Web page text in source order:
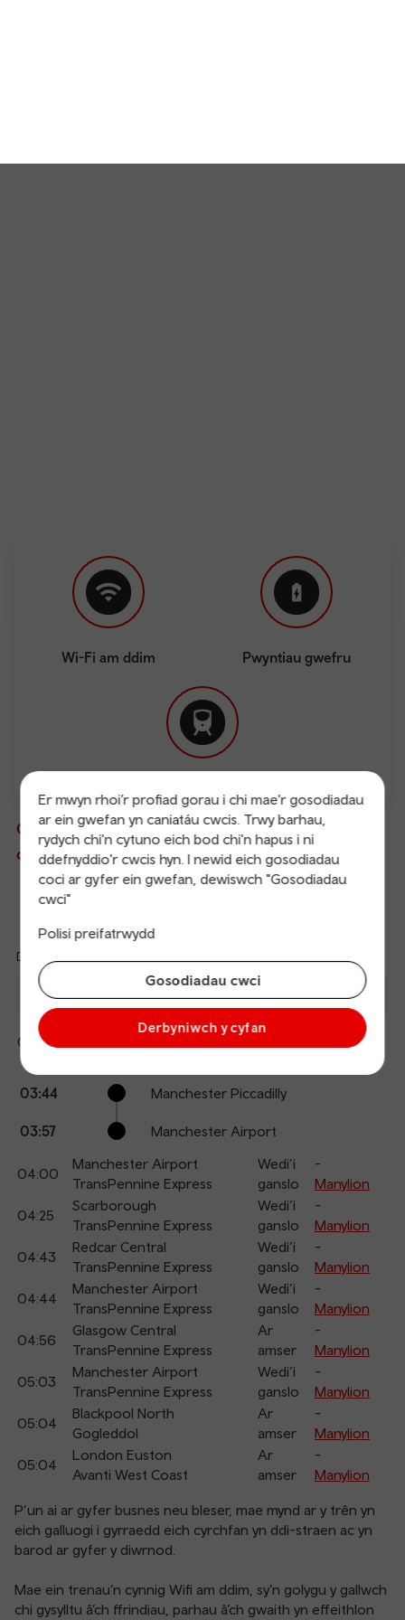
Er mwyn rhoi’r profiad gorau i chi mae'r gosodiadau
ar ein gwefan yn caniatáu cwcis. Trwy barhau,
rydych chi'n cytuno eich bod chi'n hapus i ni
ddefnyddio'r cwcis hyn. I newid eich gosodiadau
coci ar gyfer ein gwefan, dewiswch "Gosodiadau
cwci"
Polisi preifatrwydd
Gosodiadau cwci
Derbyniwch y cyfan
Wi-Fi am ddim Pwyntiau gwefru
Gwybodaeth fyw am drenau sy’n gadael ac yn
cyrraedd
Trenau’n Gadael
Diweddaredig: 07/08/2026 03:27:12
Gadael I
Cyrraedd
Platfform
03:44
Manchester Airport
TransPennine Express
Wedi’i
ganslo
Cuddio
points
Arrival
Station
03:44 Manchester Piccadilly
03:57 Manchester Airport
04:00
Manchester Airport
TransPennine Express
Wedi’i
ganslo
-
Manylion
04:25
Scarborough
TransPennine Express
Wedi’i
ganslo
-
Manylion
04:43
Redcar Central
TransPennine Express
Wedi’i
ganslo
-
Manylion
04:44
Manchester Airport
TransPennine Express
Wedi’i
ganslo
-
Manylion
04:56
Glasgow Central
TransPennine Express
Ar
amser
-
Manylion
05:03
Manchester Airport
TransPennine Express
Wedi’i
ganslo
-
Manylion
05:04
Blackpool North
Gogleddol
Ar
amser
-
Manylion
05:04
London Euston
Avanti West Coast
Ar
amser
-
Manylion
P’un ai ar gyfer busnes neu bleser, mae mynd ar y trên yn
eich galluogi i gyrraedd eich cyrchfan yn ddi-straen ac yn
barod ar gyfer y diwrnod.
Mae ein trenau’n cynnig Wifi am ddim, sy’n golygu y gallwch
chi gysylltu â’ch ffrindiau, parhau â’ch gwaith yn effeithlon